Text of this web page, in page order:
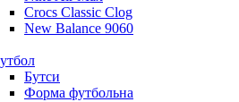
Crocs Classic Clog
New Balance 9060
Бутси
Форма футбольна